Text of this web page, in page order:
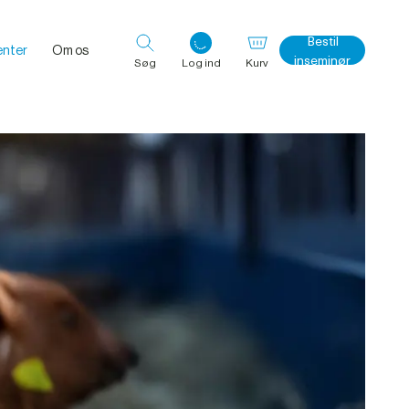
Om os
Søg Log ind Kurv
Bestil
inseminør